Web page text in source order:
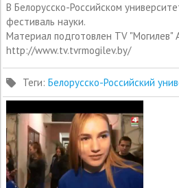
В Белорусско-Российском
фестиваль науки.
Материал подготовлен TV "Могилев"
http://www.tv.tvrmogilev.by/
Теги: Белорусско-Российский